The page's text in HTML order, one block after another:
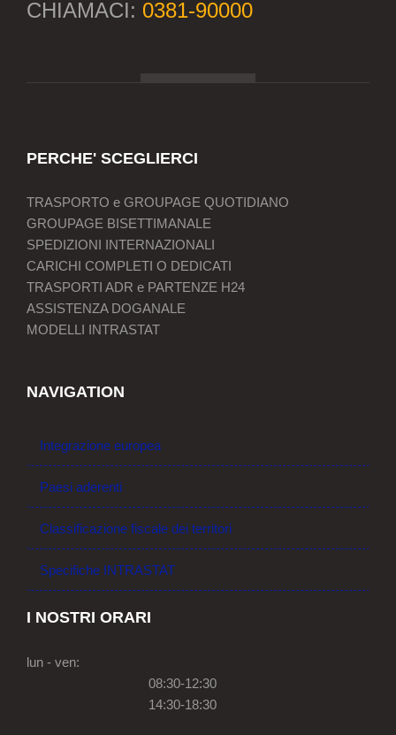
CHIAMACI: 0381-90000
PERCHE' SCEGLIERCI
TRASPORTO e GROUPAGE QUOTIDIANO
GROUPAGE BISETTIMANALE
SPEDIZIONI INTERNAZIONALI
CARICHI COMPLETI O DEDICATI
TRASPORTI ADR e PARTENZE H24
ASSISTENZA DOGANALE
MODELLI INTRASTAT
NAVIGATION
Integrazione europea
Paesi aderenti
Classificazione fiscale dei territori
Specifiche INTRASTAT
I NOSTRI ORARI
lun - ven:
08:30-12:30
14:30-18:30